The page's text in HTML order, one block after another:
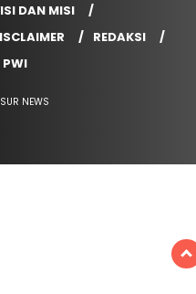
DAN MISI
REDAKSI
PWI
NEWS